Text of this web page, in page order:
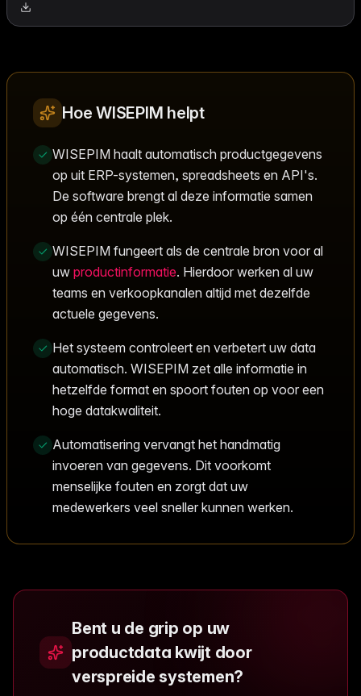
Hoe WISEPIM helpt
WISEPIM haalt automatisch productgegevens
op uit ERP-systemen, spreadsheets en API's.
De software brengt al deze informatie samen
op één centrale plek.
WISEPIM fungeert als de centrale bron voor al
uw productinformatie. Hierdoor werken al uw
teams en verkoopkanalen altijd met dezelfde
actuele gegevens.
Het systeem controleert en verbetert uw data
automatisch. WISEPIM zet alle informatie in
hetzelfde format en spoort fouten op voor een
hoge datakwaliteit.
Automatisering vervangt het handmatig
invoeren van gegevens. Dit voorkomt
menselijke fouten en zorgt dat uw
medewerkers veel sneller kunnen werken.
Bent u de grip op uw
productdata kwijt door
verspreide systemen?